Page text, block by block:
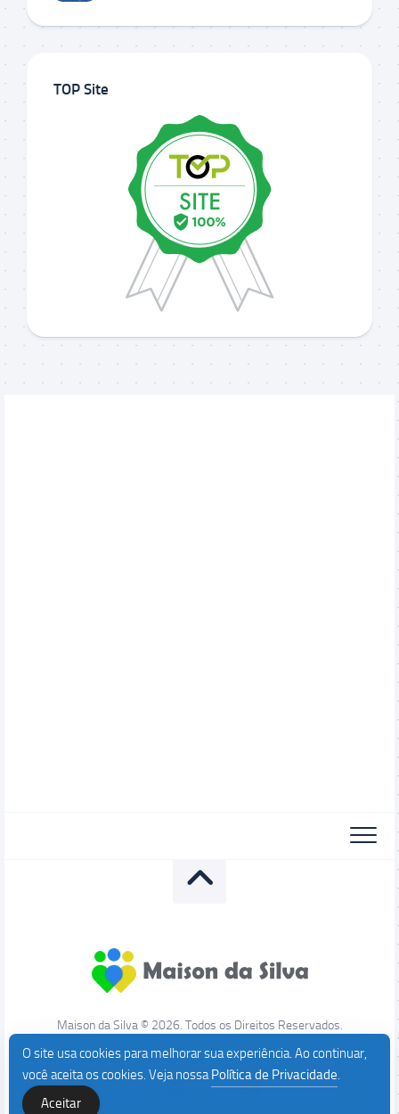
TOP Site
Maison da Silva © 2026. Todos os Direitos Reservados.
O site usa cookies para melhorar sua experiência. Ao continuar,
você aceita os cookies. Veja nossaPolítica de Privacidade.
Aceitar